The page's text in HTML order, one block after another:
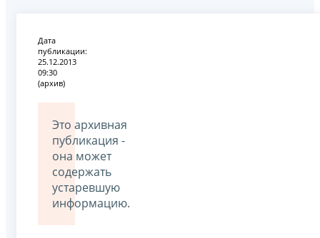
Дата
публикации:
25.12.2013
09:30
(архив)
Это архивная
публикация -
она может
содержать
устаревшую
информацию.